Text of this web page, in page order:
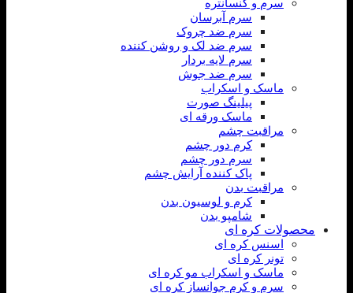
سرم و کنسانتره
سرم آبرسان
سرم ضد چروک
سرم ضد لک و روشن کننده
سرم لایه بردار
سرم ضد جوش
ماسک و اسکراب
پیلینگ صورت
ماسک ورقه ای
مراقبت چشم
کرم دور چشم
سرم دور چشم
پاک کننده آرایش چشم
مراقبت بدن
کرم و لوسیون بدن
شامپو بدن
محصولات کره ای
اسنس کره ای
تونر کره ای
ماسک و اسکراب مو کره ای
سرم و کرم جوانساز کره ای